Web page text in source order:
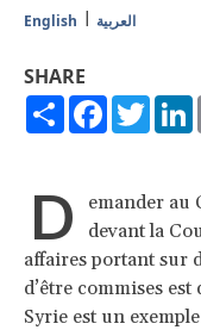
English
العربية
SHARE
ShareFacebook
D
emander au
devant la
affaires portant sur
d’être commises
Syrie est un